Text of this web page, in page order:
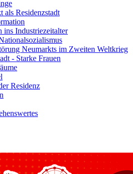
als Residenzstadt
ins Industriezeitalter
Neumarkts im Zweiten Weltkrieg
- Starke Frauen
Residenz